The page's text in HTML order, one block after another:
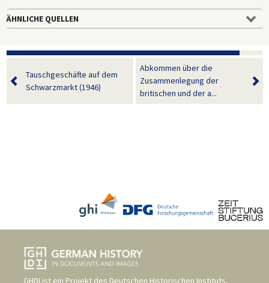
ÄHNLICHE QUELLEN
Tauschgeschäfte auf dem
Schwarzmarkt (1946)
Abkommen über die
Zusammenlegung der
britischen und der a...
GHDI ist ein Projekt des Deutschen Historischen Instituts,